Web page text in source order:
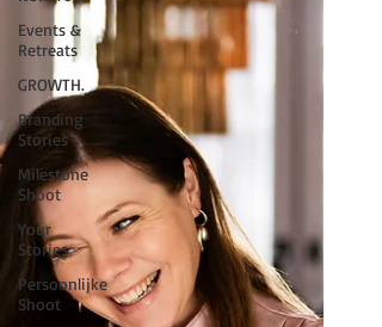
Events &
Retreats
GROWTH.
Branding
Stories
Milestone
Shoot
Your
Stories
Persoonlijke
Shoot